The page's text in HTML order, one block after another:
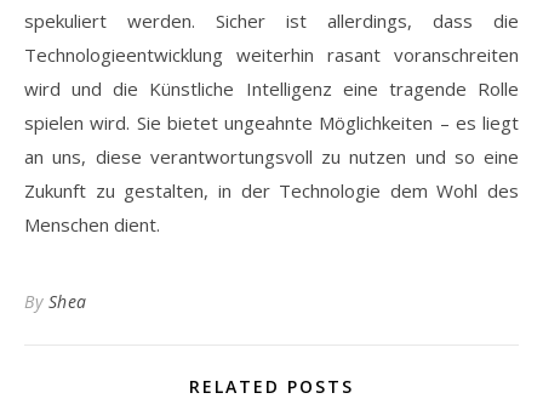
spekuliert werden. Sicher ist allerdings, dass die
Technologieentwicklung weiterhin rasant voranschreiten
wird und die Künstliche Intelligenz eine tragende Rolle
spielen wird. Sie bietet ungeahnte Möglichkeiten – es liegt
an uns, diese verantwortungsvoll zu nutzen und so eine
Zukunft zu gestalten, in der Technologie dem Wohl des
Menschen dient.
By Shea
RELATED POSTS